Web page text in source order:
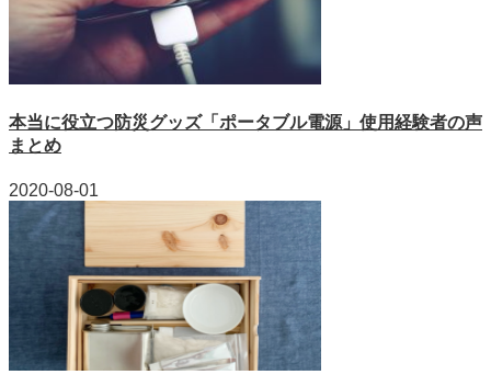
本当に役立つ防災グッズ「ポータブル電源」使用経験者の声
まとめ
2020-08-01